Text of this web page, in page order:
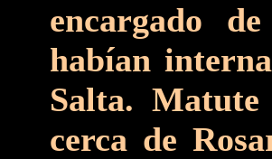
encargado
habían
Salta.
cerca de